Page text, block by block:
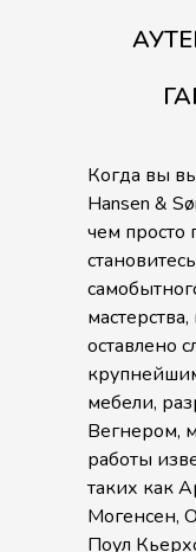
Когда вы
Hansen &
чем просто
оставлено
мебели,
Вегнером,
работы
таких как
Могенсен,
Поул